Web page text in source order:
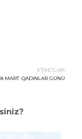
ETİKETLƏR:
8 MART, QADINLAR GÜNÜ